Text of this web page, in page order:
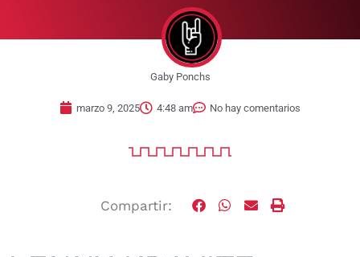
Gaby Ponchs
marzo 9, 2025 4:48 am No hay comentarios
Compartir: